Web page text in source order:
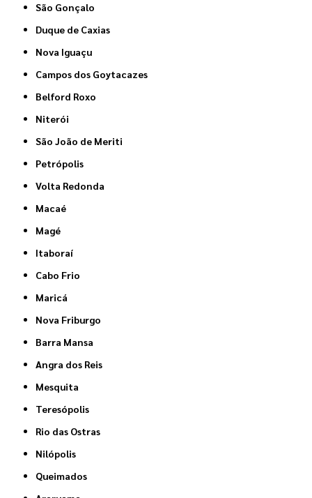
São Gonçalo
Duque de Caxias
Nova Iguaçu
Campos dos Goytacazes
Belford Roxo
Niterói
São João de Meriti
Petrópolis
Volta Redonda
Macaé
Magé
Itaboraí
Cabo Frio
Maricá
Nova Friburgo
Barra Mansa
Angra dos Reis
Mesquita
Teresópolis
Rio das Ostras
Nilópolis
Queimados